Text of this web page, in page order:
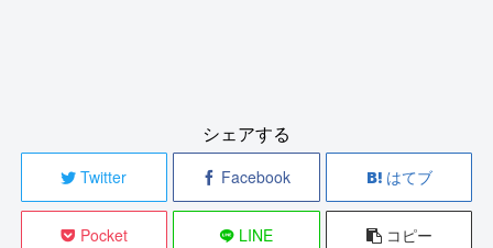
シェアする
Twitter Facebook はてブ
Pocket LINE コピー